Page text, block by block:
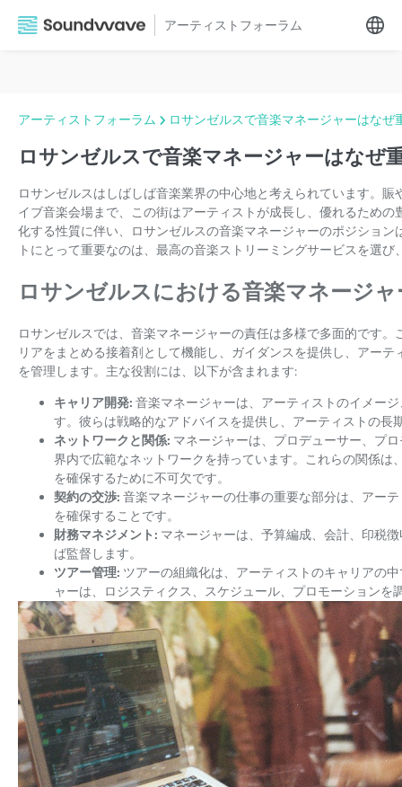
アーティストフォーラム
アーティストフォーラム ロサンゼルスで音楽マネージャーはなぜ
ロサンゼルスで音楽マネージャーはなぜ
ロサンゼルスはしばしば音楽業界の中心地と考えられています。
イブ音楽会場まで、この街はアーティストが成長し、優れるため
化する性質に伴い、ロサンゼルスの音楽マネージャーのポジショ
トにとって重要なのは、最高の音楽ストリーミングサービスを選
ロサンゼルスにおける音楽マネージ
ロサンゼルスでは、音楽マネージャーの責任は多様で多面的です
リアをまとめる接着剤として機能し、ガイダンスを提供し、アー
を管理します。主な役割には、以下が含まれます:
キャリア開発: 音楽マネージャーは、アーティストのイメー
す。彼らは戦略的なアドバイスを提供し、アーティストの長
ネットワークと関係: マネージャーは、プロデューサー、プ
界内で広範なネットワークを持っています。これらの関係
を確保するために不可欠です。
契約の交渉: 音楽マネージャーの仕事の重要な部分は、アー
を確保することです。
財務マネジメント: マネージャーは、予算編成、会計、印税
ば監督します。
ツアー管理: ツアーの組織化は、アーティストのキャリアの
ャーは、ロジスティクス、スケジュール、プロモーション